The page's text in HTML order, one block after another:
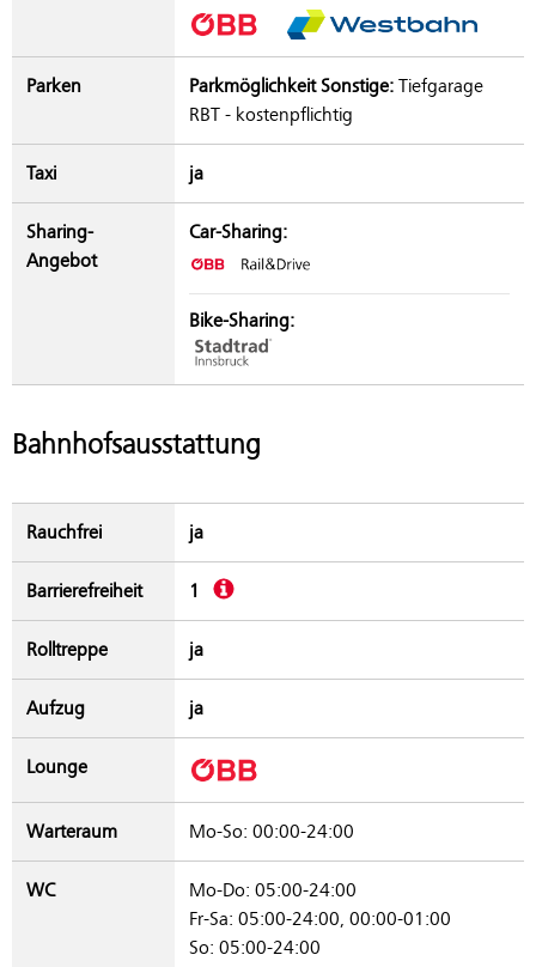
Parken Parkmöglichkeit Sonstige: Tiefgarage
RBT - kostenpflichtig
Taxi ja
Sharing-
Angebot
Car-Sharing:
Bike-Sharing:
Bahnhofsausstattung
Rauchfrei ja
Barrierefreiheit 1 Beschreibung
Rolltreppe ja
Aufzug ja
Lounge
Warteraum Mo-So: 00:00-24:00
WC
Mo-Do: 05:00-24:00
Fr-Sa: 05:00-24:00, 00:00-01:00
So: 05:00-24:00